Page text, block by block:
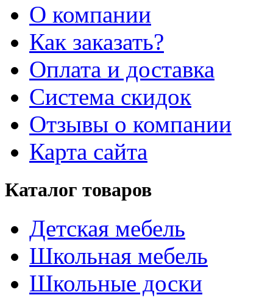
О компании
Как заказать?
Оплата и доставка
Система скидок
Отзывы о компании
Карта сайта
Каталог товаров
Детская мебель
Школьная мебель
Школьные доски